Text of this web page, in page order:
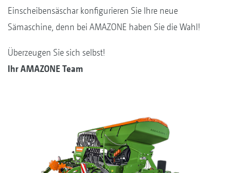
Einscheibensäschar konfigurieren Sie Ihre neue
Sämaschine, denn bei AMAZONE haben Sie die Wahl!
Überzeugen Sie sich selbst!
Ihr AMAZONE Team